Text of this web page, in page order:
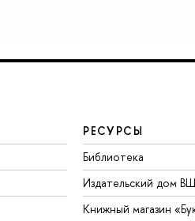
РЕСУРСЫ
Библиотека
Издательский дом
Книжный магазин